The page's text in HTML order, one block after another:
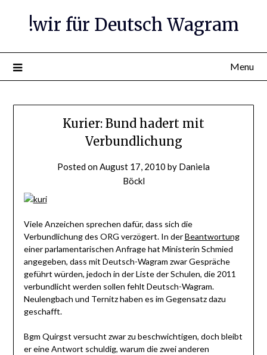
!wir für Deutsch Wagram
Menu
Kurier: Bund hadert mit
Verbundlichung
Posted onAugust 17, 2010 by Daniela
Böckl
Viele Anzeichen sprechen dafür, dass sich die
Verbundlichung des ORG verzögert. In derBeantwortung
einer parlamentarischen Anfrage hat Ministerin Schmied
angegeben, dass mit Deutsch-Wagram zwar Gespräche
geführt würden, jedoch in der Liste der Schulen, die 2011
verbundlicht werden sollen fehlt Deutsch-Wagram.
Neulengbach und Ternitz haben es im Gegensatz dazu
geschafft.
Bgm Quirgst versucht zwar zu beschwichtigen, doch bleibt
er eine Antwort schuldig, warum die zwei anderen